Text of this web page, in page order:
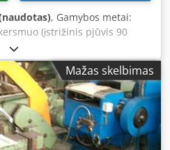
, Gamybos metai:
(įstrižinis pjūvis 90
Nr Tswor Staklių aukštis:
mm Staklių ilgis: 2000 mm
Mažas skelbimas